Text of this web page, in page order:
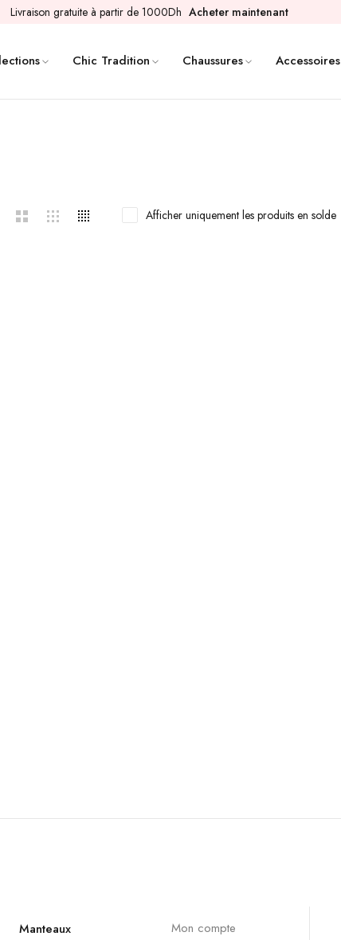
Livraison gratuite à partir de 1000Dh Acheter maintenant
Chic Tradition Chaussures Accessoires
Afficher uniquement les produits en solde
Manteaux
Mon compte